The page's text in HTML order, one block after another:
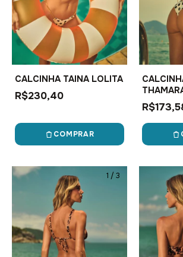
CALCINHA TAINA LOLITA
R$230,40
COMPRAR
1 / 3